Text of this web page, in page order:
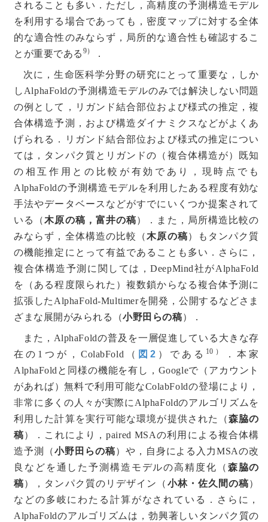
されることも多い．ただし，高精度の予測構造モデル
を利用する場合であっても，密度マップに対する全体
的な適合性のみならず，局所的な適合性も確認するこ
とが重要である 9） ．
次に，生命医科学分野の研究にとって重要な，しか
しAlphaFoldの予測構造モデルのみでは解決しない問題
の例として，リガンド結合部位および様式の推定，複
合体構造予測，および構造ダイナミクスなどがよくあ
げられる．リガンド結合部位および様式の推定につい
ては，タンパク質とリガンドの（複合体構造が）既知
の相互作用との比較が有効であり，現時点でも
AlphaFoldの予測構造モデルを利用したある程度有効な
手法やデータベースなどがすでにいくつか提案されて
いる（木原の稿，富井の稿）．また，局所構造比較の
みならず，全体構造の比較（木原の稿）もタンパク質
の機能推定にとって有益であることも多い．さらに，
複合体構造予測に関しては，DeepMind社がAlphaFold
を（ある程度限られた）複数鎖からなる複合体予測に
拡張したAlphaFold-Multimerを開発，公開するなどさま
ざまな展開がみられる（小野田らの稿）．
また，AlphaFoldの普及を一層促進している大きな存
在の1つが，ColabFold（ 図2 ）である 10）
．本家
AlphaFoldと同様の機能を有し，Googleで（アカウント
があれば）無料で利用可能なColabFoldの登場により，
非常に多くの人々が実際にAlphaFoldのアルゴリズムを
利用した計算を実行可能な環境が提供された（森脇の
稿）．これにより，paired MSAの利用による複合体構
造予測（小野田らの稿）や，自身による入力MSAの改
良などを通した予測構造モデルの高精度化（ 森脇の
稿），タンパク質のリデザイン（ 小林・佐久間の稿）
などの多岐にわたる計算がなされている．さらに，
AlphaFoldのアルゴリズムは，勃興著しいタンパク質の